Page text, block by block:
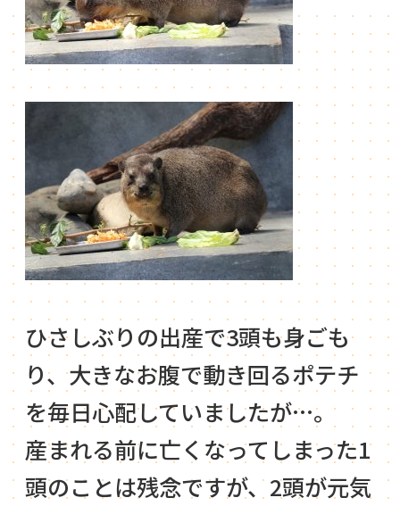
ひさしぶりの出産で3頭も身ごも
り、大きなお腹で動き回るポテチ
を毎日心配していましたが…。
産まれる前に亡くなってしまった1
頭のことは残念ですが、2頭が元気